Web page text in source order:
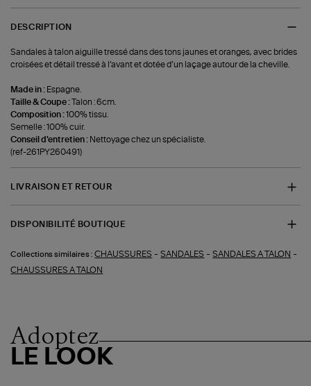
DESCRIPTION
Sandales à talon aiguille tressé dans des tons jaunes et oranges, avec brides
croisées et détail tressé à l’avant et dotée d’un laçage autour de la cheville.
Made in : Espagne.
Taille & Coupe :
Talon : 6cm.
Composition :100% tissu.
Semelle : 100% cuir.
Conseil d'entretien : Nettoyage chez un spécialiste.
(ref-261PY260491)
LIVRAISON ET RETOUR
DISPONIBILITÉ BOUTIQUE
Collections similaires : CHAUSSURES -SANDALES -SANDALES A TALON -
CHAUSSURES A TALON
Adoptez
LE LOOK